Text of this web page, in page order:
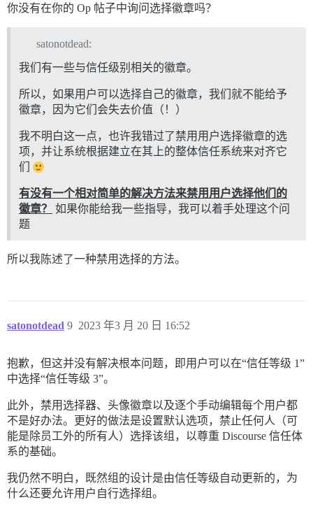
你没有在你的 Op 帖子中询问选择徽章吗？
satonotdead:
我们有一些与信任级别相关的徽章。
所以，如果用户可以选择自己的徽章，我们就不能给予
徽章，因为它们会失去价值（！）
我不明白这一点，也许我错过了禁用用户选择徽章的选
项，并让系统根据建立在其上的整体信任系统来对齐它
们
有没有一个相对简单的解决方法来禁用用户选择他们的
徽章？
如果你能给我一些指导，我可以着手处理这个问
题
所以我陈述了一种禁用选择的方法。
satonotdead 2023 年3 月 20 日 16:52
9
抱歉，但这并没有解决根本问题，即用户可以在“信任等级 1”
中选择“信任等级 3”。
此外，禁用选择器、头像徽章以及逐个手动编辑每个用户都
不是好办法。更好的做法是设置默认选项，禁止任何人（可
能是除员工外的所有人）选择该组，以尊重 Discourse 信任体
系的基础。
我仍然不明白，既然组的设计是由信任等级自动更新的，为
什么还要允许用户自行选择组。